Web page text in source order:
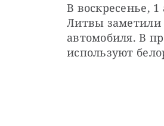
В воскресенье,
Литвы заметили
автомобиля. В
используют